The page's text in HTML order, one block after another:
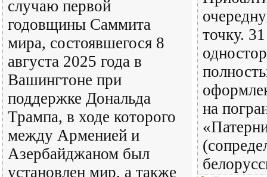
случаю первой
годовщины Саммита
мира, состоявшегося 8
августа 2025 года в
Вашингтоне при
поддержке Дональда
Трампа, в ходе которого
между Арменией и
Азербайджаном был
установлен мир, а также
точку.
на